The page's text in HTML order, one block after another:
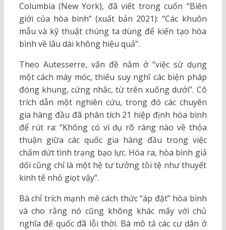
Columbia (New York), đã viết trong cuốn “Biên
giới của hòa bình” (xuất bản 2021): “Các khuôn
mẫu và kỹ thuật chúng ta dùng để kiến tạo hòa
bình về lâu dài không hiệu quả”.
Theo Autesserre, vấn đề nằm ở “việc sử dụng
một cách máy móc, thiếu suy nghĩ các biện pháp
đóng khung, cứng nhắc, từ trên xuống dưới”. Cô
trích dẫn một nghiên cứu, trong đó các chuyên
gia hàng đầu đã phân tích 21 hiệp định hòa bình
để rút ra: “Không có ví dụ rõ ràng nào về thỏa
thuận giữa các quốc gia hàng đầu trong việc
chấm dứt tình trạng bạo lực. Hóa ra, hòa bình giả
dối cũng chỉ là một hệ tư tưởng tồi tệ như thuyết
kinh tế nhỏ giọt vậy”.
Bà chỉ trích mạnh mẽ cách thức “áp đặt” hòa bình
và cho rằng nó cũng không khác mấy với chủ
nghĩa đế quốc đã lỗi thời. Bà mô tả các cư dân ở